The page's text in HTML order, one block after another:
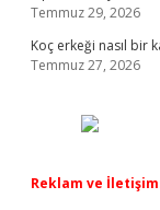
Temmuz 29, 2026
Koç erkeği nasıl bir
Temmuz 27, 2026
Reklam ve